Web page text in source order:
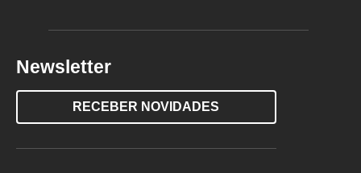
Newsletter
RECEBER NOVIDADES